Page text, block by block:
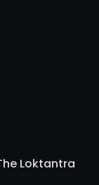
Loktantra